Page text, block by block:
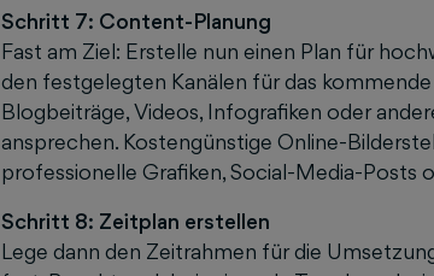
Schritt 7: Content-Planung
Fast am Ziel: Erstelle nun einen Plan für
den festgelegten Kanälen für das
Blogbeiträge, Videos, Infografiken oder
ansprechen. Kostengünstige Online-
professionelle Grafiken, Social-Media-Posts
Schritt 8: Zeitplan erstellen
Lege dann den Zeitrahmen für die